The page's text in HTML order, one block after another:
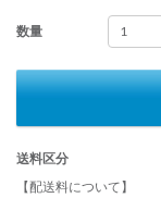
数量
送料区分
【配送料について】